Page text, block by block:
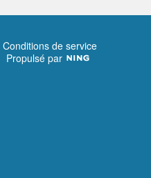
Conditions de service
Propulsé par